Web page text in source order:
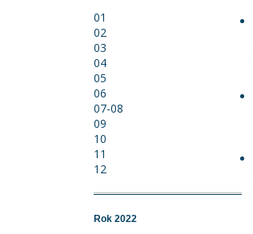
01
02
03
04
05
06
07-08
09
10
11
12
Rok 2022